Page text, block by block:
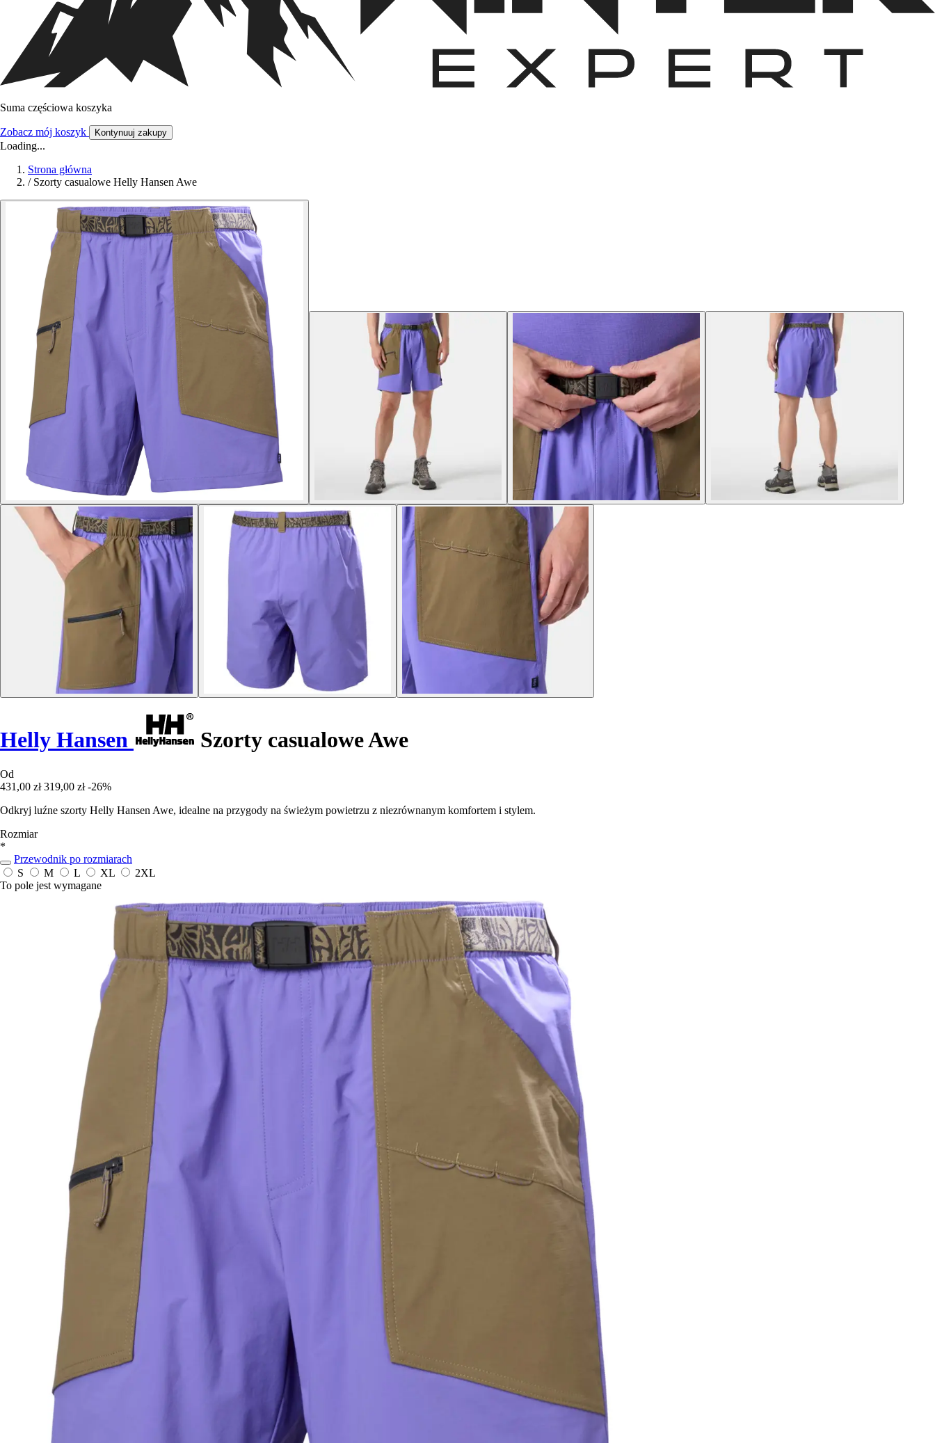
Suma częściowa koszyka
Zobacz mój koszyk Kontynuuj zakupy
Loading...
Strona główna
/ Szorty casualowe Helly Hansen Awe
Helly Hansen Szorty casualowe Awe
Od
431,00 zł 319,00 zł -26%
Odkryj luźne szorty Helly Hansen Awe, idealne na przygody na świeżym powietrzu z niezrównanym komfortem i stylem.
Rozmiar
*
Przewodnik po rozmiarach
S
M L XL
2XL
To pole jest wymagane